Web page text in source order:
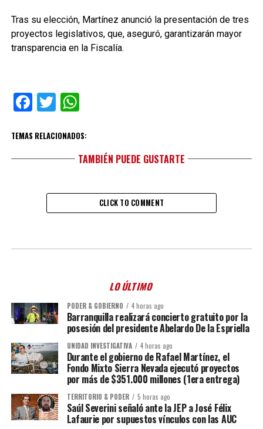
Tras su elección, Martínez anunció la presentación de tres
proyectos legislativos, que, aseguró, garantizarán mayor
transparencia en la Fiscalía.
Facebook
TwitterWhatsApp
TEMAS RELACIONADOS:
TAMBIÉN PUEDE GUSTARTE
CLICK TO COMMENT
LO ÚLTIMO
PODER & GOBIERNO 4 horas ago
Barranquilla realizará concierto gratuito por la
posesión del presidente Abelardo De la Espriella
UNIDAD INVESTIGATIVA 4 horas ago
Durante el gobierno de Rafael Martínez, el
Fondo Mixto Sierra Nevada ejecutó proyectos
por más de $351.000 millones (1era entrega)
TERRITORIO & PODER 5 horas ago
Saúl Severini señaló ante la JEP a José Félix
Lafaurie por supuestos vínculos con las AUC